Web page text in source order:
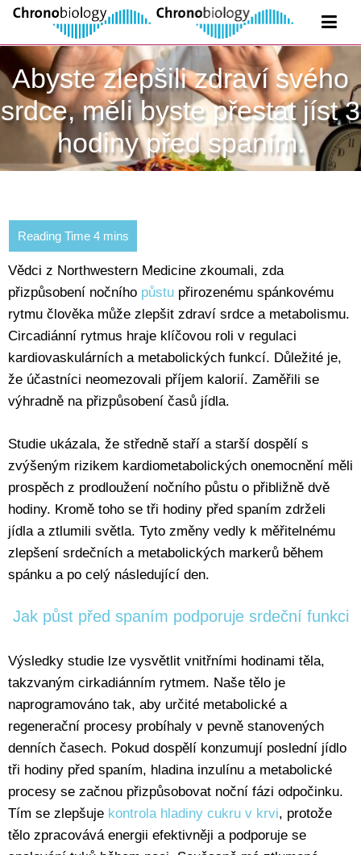
Abyste zlepšili zdraví svého
srdce, měli byste přestat jíst 3
hodiny před spaním.
Vědci z Northwestern Medicine zkoumali, zda
přizpůsobení nočního půstu přirozenému spánkovému
rytmu člověka může zlepšit zdraví srdce a metabolismu.
Circadiánní rytmus hraje klíčovou roli v regulaci
kardiovaskulárních a metabolických funkcí. Důležité je,
že účastníci neomezovali příjem kalorií. Zaměřili se
výhradně na přizpůsobení časů jídla.
Studie ukázala, že středně staří a starší dospělí s
zvýšeným rizikem kardiometabolických onemocnění měli
prospěch z prodloužení nočního půstu o přibližně dvě
hodiny. Kromě toho se tři hodiny před spaním zdrželi
jídla a ztlumili světla. Tyto změny vedly k měřitelnému
zlepšení srdečních a metabolických markerů během
spánku a po celý následující den.
Jak půst před spaním podporuje srdeční funkci
Výsledky studie lze vysvětlit vnitřními hodinami těla,
takzvaným cirkadiánním rytmem. Naše tělo je
naprogramováno tak, aby určité metabolické a
regenerační procesy probíhaly v pevně stanovených
denních časech. Pokud dospělí konzumují poslední jídlo
tři hodiny před spaním, hladina inzulínu a metabolické
procesy se začnou přizpůsobovat noční fázi odpočinku.
Tím se zlepšuje kontrola hladiny cukru v krvi, protože
tělo zpracovává energii efektivněji a podporuje se